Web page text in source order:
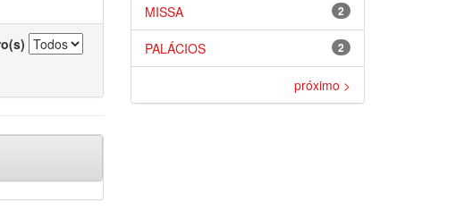
2
MISSA
2
PALÁCIOS
próximo >